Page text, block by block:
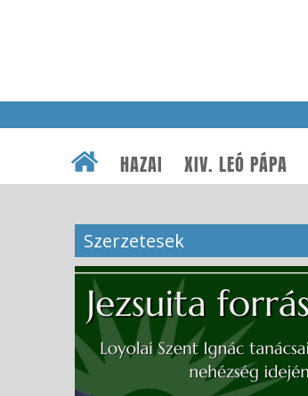
HAZAI XIV. LEÓ PÁPA
Szerzetesek